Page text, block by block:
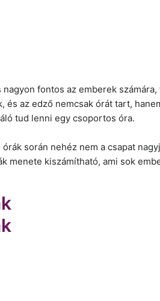
nagyon fontos az emberek számára,
az edző nemcsak órát tart,
tud lenni egy csoportos óra.
során nehéz nem a csapat
menete kiszámítható, ami sok